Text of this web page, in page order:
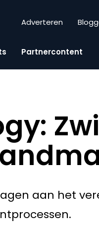
Adverteren
Partnercontent
aan het